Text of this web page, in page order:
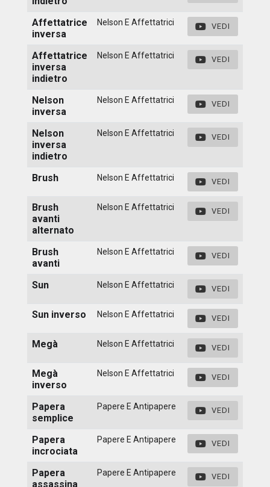
Affettatrice
inversa
Nelson E Affettatrici VEDI
Affettatrice
inversa
indietro
Nelson E Affettatrici VEDI
Nelson
inversa
Nelson E Affettatrici VEDI
Nelson
inversa
indietro
Nelson E Affettatrici VEDI
Brush Nelson E Affettatrici VEDI
Brush
avanti
alternato
Nelson E Affettatrici VEDI
Brush
avanti
Nelson E Affettatrici VEDI
Sun Nelson E Affettatrici VEDI
Sun inverso Nelson E Affettatrici VEDI
Megà Nelson E Affettatrici VEDI
Megà
inverso
Nelson E Affettatrici VEDI
Papera
semplice
Papere E Antipapere VEDI
Papera
incrociata
Papere E Antipapere VEDI
Papera
assassina
Papere E Antipapere VEDI